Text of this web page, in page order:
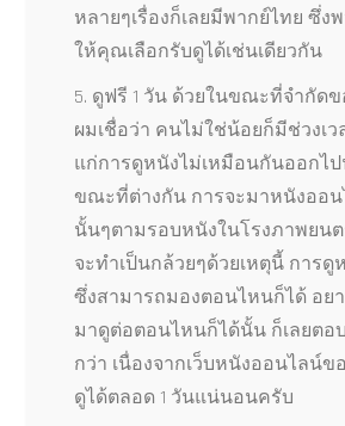
หลายๆเรื่องก็เลยมีพากย์ไทย ซึ่ง
ให้คุณเลือกรับดูได้เช่นเดียวกัน
5. ดูฟรี 1 วัน ด้วยในขณะที่จำกัด
ผมเชื่อว่า คนไม่ใช่น้อยก็มีช่วงเว
แก่การดูหนังไม่เหมือนกันออกไ
ขณะที่ต่างกัน การจะมาหนังออ
นั้นๆตามรอบหนังในโรงภาพยน
จะทำเป็นกล้วยๆด้วยเหตุนี้ การ
ซึ่งสามารถมองตอนไหนก็ได้ อย
มาดูต่อตอนไหนก็ได้นั้น ก็เลยตอ
กว่า เนื่องจากเว็บหนังออนไลน์ข
ดูได้ตลอด 1 วันแน่นอนครับ